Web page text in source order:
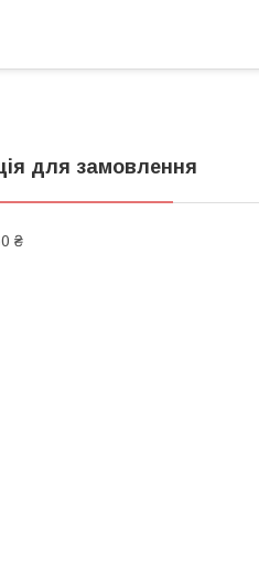
для замовлення
₴